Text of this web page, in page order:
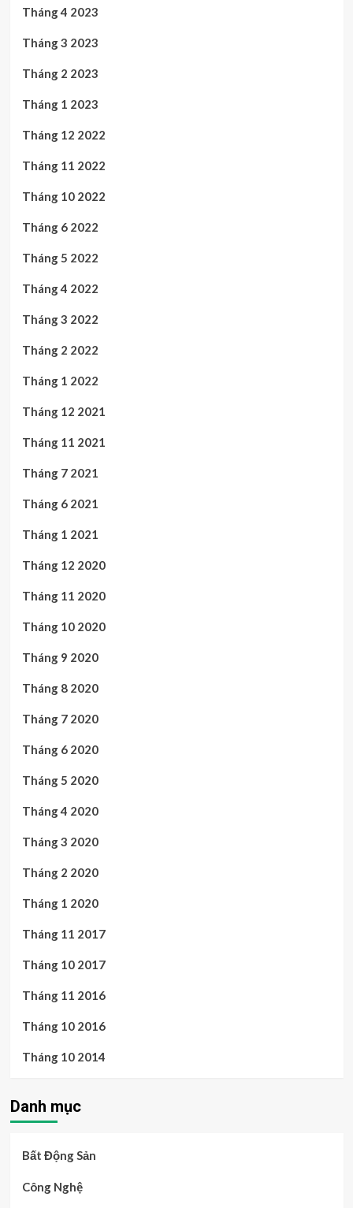
Tháng 4 2023
Tháng 3 2023
Tháng 2 2023
Tháng 1 2023
Tháng 12 2022
Tháng 11 2022
Tháng 10 2022
Tháng 6 2022
Tháng 5 2022
Tháng 4 2022
Tháng 3 2022
Tháng 2 2022
Tháng 1 2022
Tháng 12 2021
Tháng 11 2021
Tháng 7 2021
Tháng 6 2021
Tháng 1 2021
Tháng 12 2020
Tháng 11 2020
Tháng 10 2020
Tháng 9 2020
Tháng 8 2020
Tháng 7 2020
Tháng 6 2020
Tháng 5 2020
Tháng 4 2020
Tháng 3 2020
Tháng 2 2020
Tháng 1 2020
Tháng 11 2017
Tháng 10 2017
Tháng 11 2016
Tháng 10 2016
Tháng 10 2014
Danh mục
Bất Động Sản
Công Nghệ